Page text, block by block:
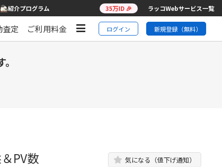
紹介プログラム 35万ID 🎉 ラッコWebサービス一覧
査定 ご利用料金 ログイン 新規登録（無料）
PV数 気になる（値下げ通知）